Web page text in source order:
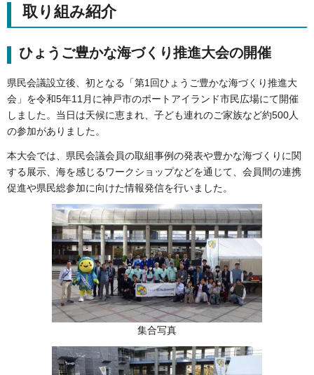
取り組み紹介
ひょうご豊かな海づくり推進大会の開催
県民会議設立後、初となる「第1回ひょうご豊かな海づくり推進大
会」を令和5年11月に神戸市のポートアイランド市民広場にて開催
しました。当日は天候に恵まれ、子ども連れのご家族など約500人
の参加がありました。
本大会では、県民会議会員の取組事例の発表や豊かな海づくりに関
する展示、海を感じるワークショップなどを通じて、会員間の連携
促進や県民総参加に向けた情報発信を行いました。
集合写真